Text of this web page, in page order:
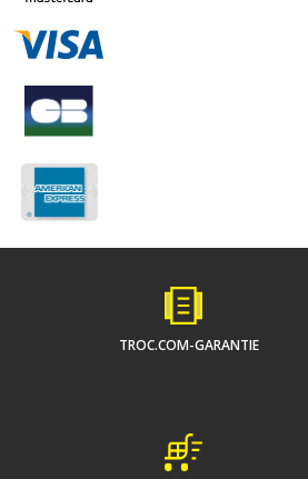
TROC.COM-GARANTIE